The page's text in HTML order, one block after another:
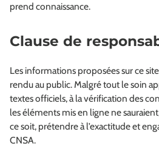
prend connaissance.
Clause de
Les informations proposées sur ce
rendu au public. Malgré tout le soin
textes officiels, à la vérification des
les éléments mis en ligne ne
ce soit, prétendre à l’exactitude et
CNSA.